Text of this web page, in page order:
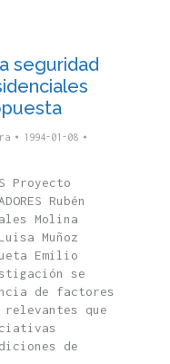
seguridad
1994-01-08
Proyecto
Rubén
Molina
Muñoz
Emilio
se
de factores
que
de